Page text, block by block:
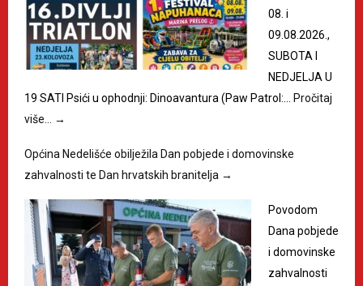
08. i
09.08.2026.,
SUBOTA I
NEDJELJA U
19 SATI Psići u ophodnji: Dinoavantura (Paw Patrol:…
Pročitaj
više…
→
Općina Nedelišće obilježila Dan pobjede i domovinske
zahvalnosti te Dan hrvatskih branitelja →
Povodom
Dana pobjede
i domovinske
zahvalnosti